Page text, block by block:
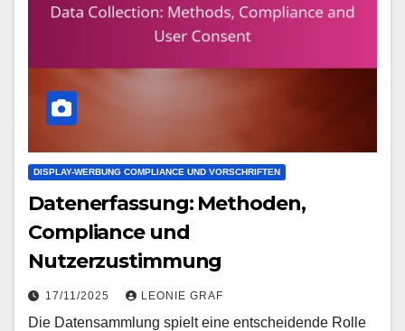
DISPLAY-WERBUNG COMPLIANCE UND VORSCHRIFTEN
Datenerfassung: Methoden,
Compliance und
Nutzerzustimmung
17/11/2025 LEONIE GRAF
Die Datensammlung spielt eine entscheidende Rolle